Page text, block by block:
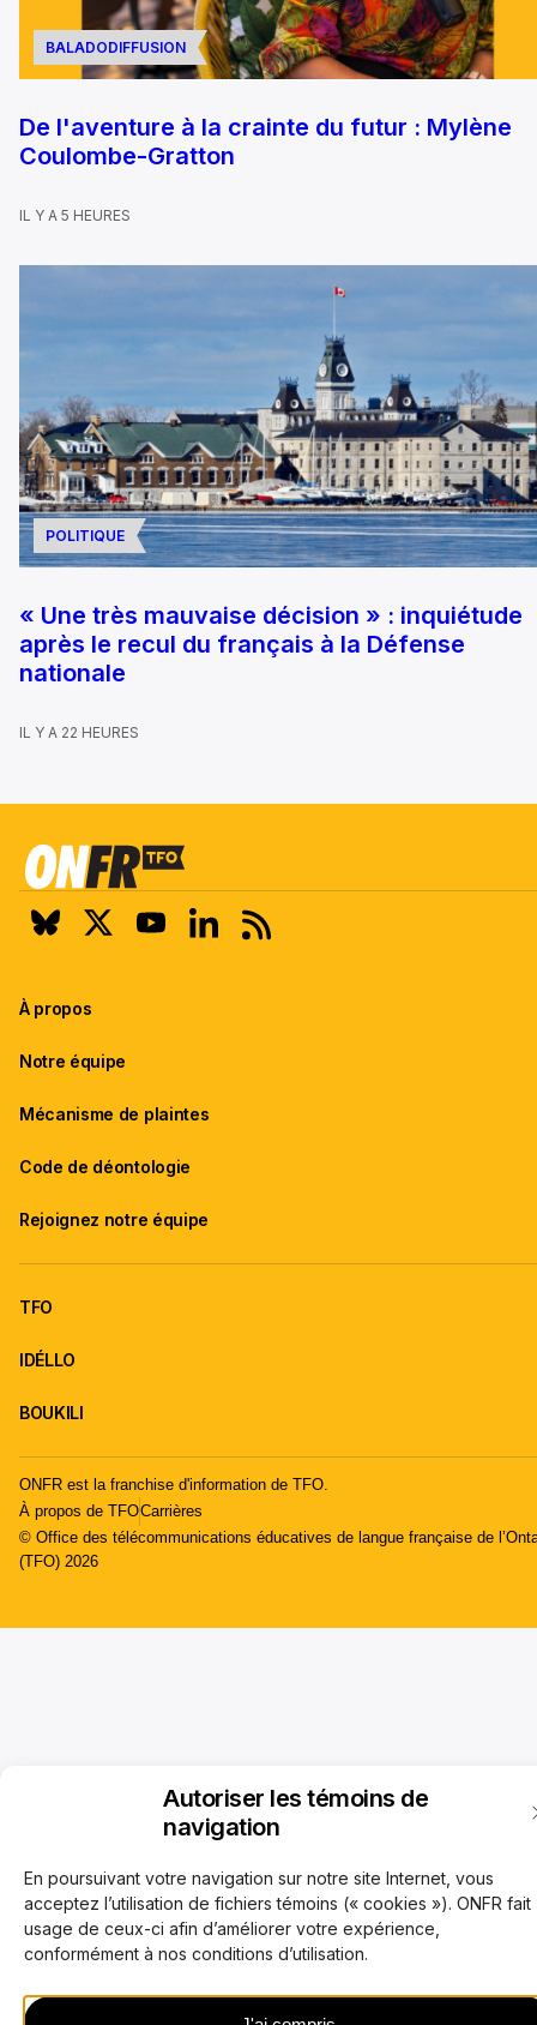
Autoriser les témoins de
navigation
En poursuivant votre navigation sur notre site Internet, vous
acceptez l’utilisation de fichiers témoins (« cookies »). ONFR fait
usage de ceux-ci afin d’améliorer votre expérience,
conformément à nos conditions d’utilisation.
BALADODIFFUSION
De l'aventure à la crainte du futur : Mylène
Coulombe-Gratton
IL Y A 5 HEURES
POLITIQUE
« Une très mauvaise décision » : inquiétude
après le recul du français à la Défense
nationale
IL Y A 22 HEURES
À propos
Notre équipe
Mécanisme de plaintes
Code de déontologie
Rejoignez notre équipe
TFO
IDÉLLO
BOUKILI
ONFR est la franchise d'information de TFO.
À propos de TFOCarrières
© Office des télécommunications éducatives de langue française de
(TFO) 2026